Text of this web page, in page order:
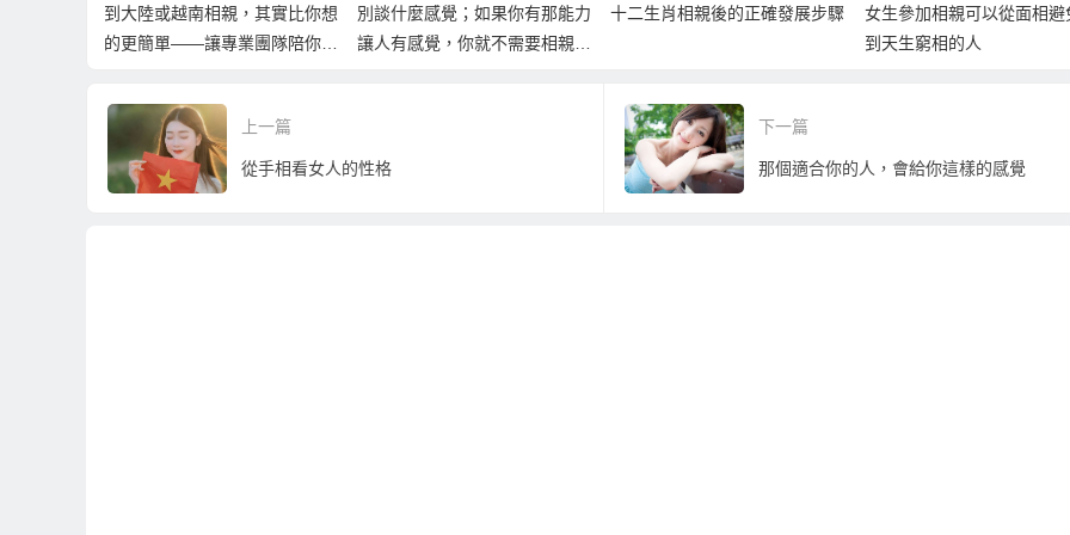
到大陸或越南相親，其實比你想
的更簡單——讓專業團隊陪你找
別談什麼感覺；如果你有那能力
讓人有感覺，你就不需要相親
十二生肖相親後的正確發展步驟
女生參加相親可以從面相避
到天生窮相的人
上一篇
從手相看女人的性格
下一篇
那個適合你的人，會給你這樣的感覺